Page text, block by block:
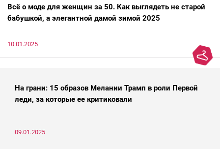
Всё о моде для женщин за 50. Как выглядеть не старой
бабушкой, а элегантной дамой зимой 2025
10.01.2025
На грани: 15 образов Мелании Трамп в роли Первой
леди, за которые ее критиковали
09.01.2025